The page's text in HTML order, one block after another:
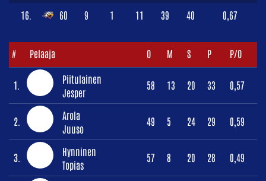
16. 60 9 1 11 39 40 0,67
# Pelaaja O M S P P/O
1.
Piitulainen
Jesper
58 13 20 33 0,57
2.
Arola
Juuso
49 5 24 29 0,59
3.
Hynninen
Topias
57 8 20 28 0,49